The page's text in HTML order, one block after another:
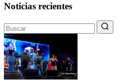
Noticias recientes